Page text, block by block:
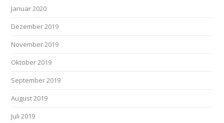
Januar 2020
Dezember 2019
November 2019
Oktober 2019
September 2019
August 2019
Juli 2019